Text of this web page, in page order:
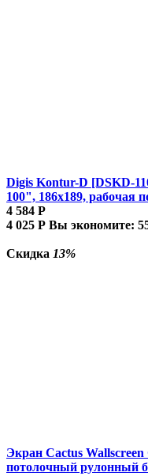
Digis Kontur-D [DSKD-
100", 186x189, рабочая
4 584 Р
4 025 Р Вы экономите:
Скидка 13%
Экран Cactus Wallscreen
потолочный рулонный